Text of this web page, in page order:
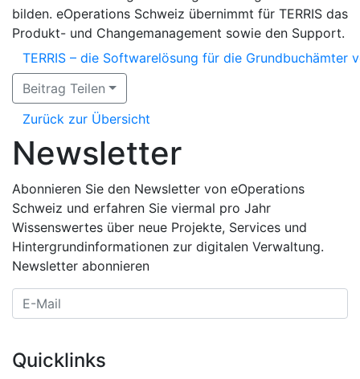
bilden. eOperations Schweiz übernimmt für TERRIS das
Produkt- und Changemanagement sowie den Support.
Beitrag Teilen
TERRIS – die Softwarelösung für die Grundbuchämter
Zurück zur Übersicht
Newsletter
Abonnieren Sie den Newsletter von eOperations
Schweiz und erfahren Sie viermal pro Jahr
Wissenswertes über neue Projekte, Services und
Hintergrundinformationen zur digitalen Verwaltung.
Newsletter abonnieren
E-Mail Adresse
Quicklinks